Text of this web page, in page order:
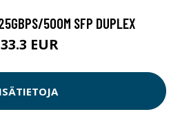
500M SFP DUPLEX
EUR